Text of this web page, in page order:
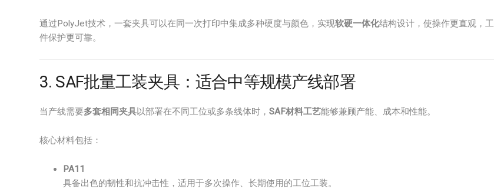
通过PolyJet技术，一套夹具可以在同一次打印中集成多种硬度与颜色，实现软硬一体化结构设计，使操作更直观，工
件保护更可靠。
3. SAF批量工装夹具：适合中等规模产线部署
当产线需要多套相同夹具以部署在不同工位或多条线体时， SAF材料工艺能够兼顾产能、成本和性能。
核心材料包括：
PA11
具备出色的韧性和抗冲击性，适用于多次操作、长期使用的工位工装。